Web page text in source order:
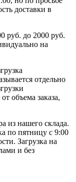
доставки в
руб. до 2000 руб.
на
отдельно
объема заказа,
из нашего склада.
по пятницу с 9:00
Загрузка на
и без